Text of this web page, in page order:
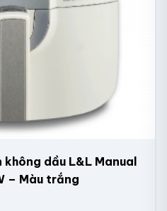
không dầu L&L Manual
– Màu trắng